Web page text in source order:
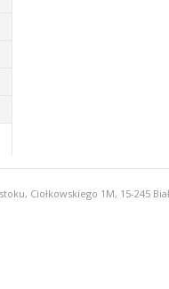
Ciołkowskiego 1M, 15-245